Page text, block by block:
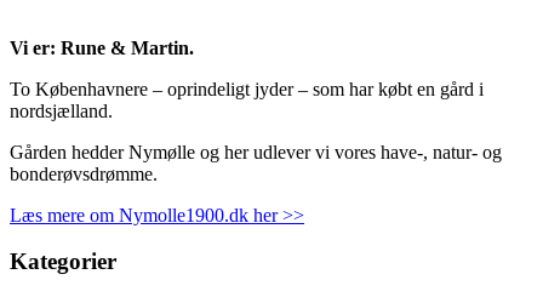
Vi er: Rune & Martin.
To Københavnere – oprindeligt jyder – som har købt en gård i
nordsjælland.
Gården hedder Nymølle og her udlever vi vores have-, natur- og
bonderøvsdrømme.
Læs mere om Nymolle1900.dk her >>
Kategorier